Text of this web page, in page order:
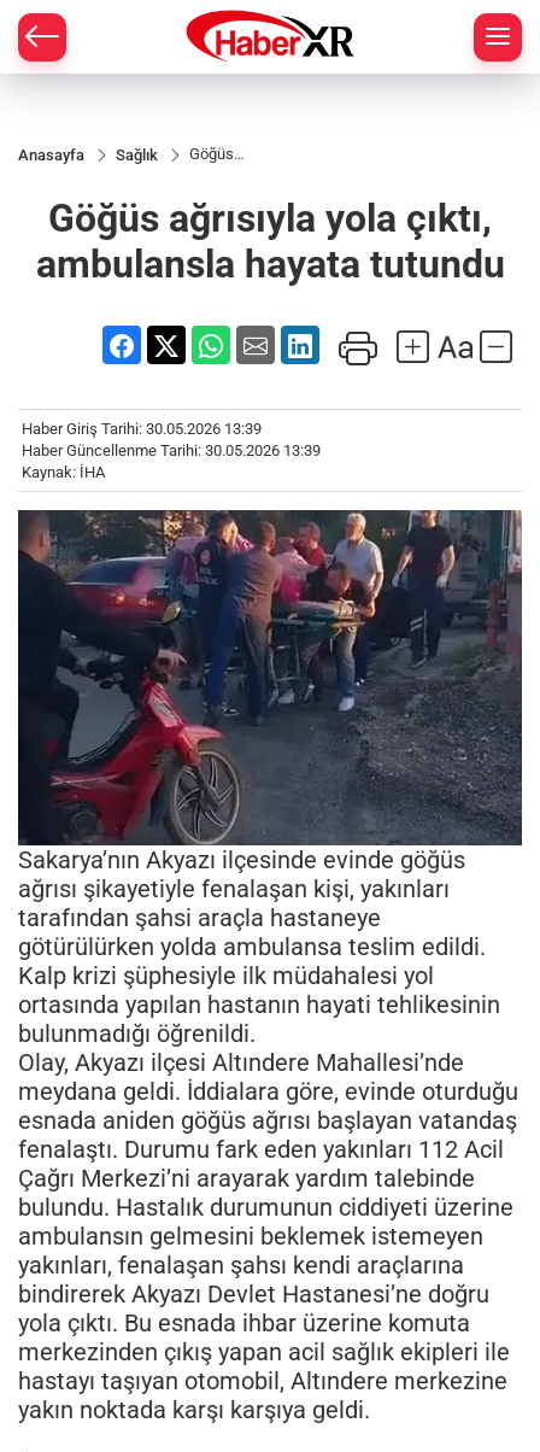
Anasayfa Sağlık
Göğüs
ambulansla
hayata
tutundu
Göğüs ağrısıyla yola çıktı,
ambulansla hayata tutundu
Haber Giriş Tarihi: 30.05.2026 13:39
Haber Güncellenme Tarihi: 30.05.2026 13:39
Kaynak: İHA
Sakarya’nın Akyazı ilçesinde evinde göğüs
ağrısı şikayetiyle fenalaşan kişi, yakınları
tarafından şahsi araçla hastaneye
götürülürken yolda ambulansa teslim edildi.
Kalp krizi şüphesiyle ilk müdahalesi yol
ortasında yapılan hastanın hayati tehlikesinin
bulunmadığı öğrenildi.
Olay, Akyazı ilçesi Altındere Mahallesi’nde
meydana geldi. İddialara göre, evinde oturduğu
esnada aniden göğüs ağrısı başlayan vatandaş
fenalaştı. Durumu fark eden yakınları 112 Acil
Çağrı Merkezi’ni arayarak yardım talebinde
bulundu. Hastalık durumunun ciddiyeti üzerine
ambulansın gelmesini beklemek istemeyen
yakınları, fenalaşan şahsı kendi araçlarına
bindirerek Akyazı Devlet Hastanesi’ne doğru
yola çıktı. Bu esnada ihbar üzerine komuta
merkezinden çıkış yapan acil sağlık ekipleri ile
hastayı taşıyan otomobil, Altındere merkezine
yakın noktada karşı karşıya geldi.